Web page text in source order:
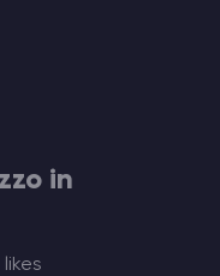
in
likes